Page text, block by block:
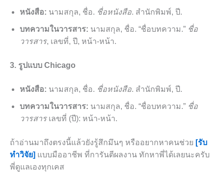
หนังสือ: นามสกุล, ชื่อ. ชื่อหนังสือ. สำนักพิมพ์, ปี.
บทความในวารสาร: นามสกุล, ชื่อ. “ชื่อบทความ.” ชื่อ
วารสาร, เลขที่, ปี, หน้า-หน้า.
3. รูปแบบ Chicago
หนังสือ: นามสกุล, ชื่อ. ชื่อหนังสือ. สำนักพิมพ์, ปี.
บทความในวารสาร: นามสกุล, ชื่อ. “ชื่อบทความ.” ชื่อ
วารสารเลขที่ (ปี): หน้า-หน้า.
ถ้าอ่านมาถึงตรงนี้แล้วยังรู้สึกมึนๆ หรืออยากหาคนช่วย [รับ
ทำวิจัย] แบบมืออาชีพ ที่การันตีผลงาน ทักหาพี่ได้เลยนะครับ
พี่ดูแลเองทุกเคส